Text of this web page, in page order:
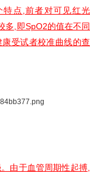
特点,前者对可见红光
多,即SpO2的值在不同
受试者校准曲线的查
由于血管周期性起搏,